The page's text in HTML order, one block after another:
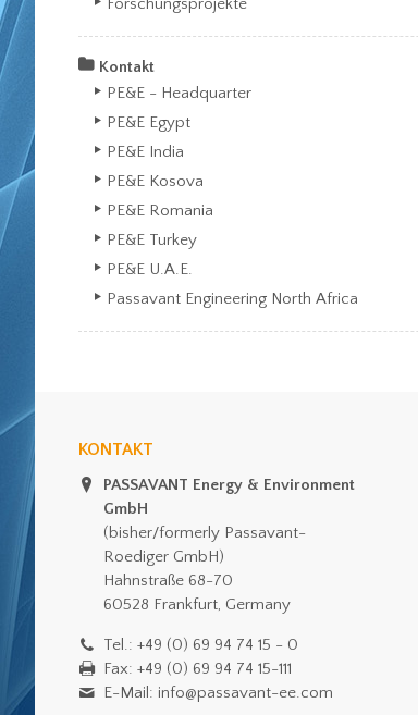
Forschungsprojekte
Kontakt
PE&E - Headquarter
PE&E Egypt
PE&E India
PE&E Kosova
PE&E Romania
PE&E Turkey
PE&E U.A.E.
Passavant Engineering North Africa
KONTAKT
PASSAVANT Energy & Environment
GmbH
(bisher/formerly Passavant-
Roediger GmbH)
Hahnstraße 68-70
60528 Frankfurt, Germany
Tel.: +49 (0) 69 94 74 15 - 0
Fax: +49 (0) 69 94 74 15-111
E-Mail: info@passavant-ee.com